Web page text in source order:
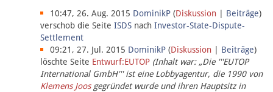
Über Lobbypedia
Impressum
10:47, 26. Aug. 2015 DominikP (Diskussion Beiträge)
verschob die Seite ISDS nach Investor-State-Dispute-
Settlement
09:21, 27. Jul. 2015 DominikP (Diskussion Beiträge)
löschte Seite Entwurf:EUTOP (Inhalt war: „Die '''EUTOP
International GmbH''' ist eine Lobbyagentur, die 1990 von
Klemens Joosgegründet wurde und ihren Hauptsitz in